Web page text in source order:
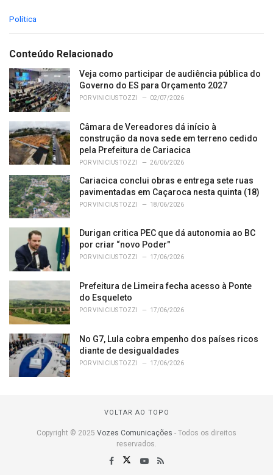
C
e
o
r
i
e
:
Política
Conteúdo Relacionado
Veja como participar de audiência pública do
Governo do ES para Orçamento 2027
PORVINICIUS TOZZI 02/07/2026
Câmara de Vereadores dá início à
construção da nova sede em terreno cedido
pela Prefeitura de Cariacica
PORVINICIUS TOZZI 26/06/2026
Cariacica conclui obras e entrega sete ruas
pavimentadas em Caçaroca nesta quinta (18)
PORVINICIUS TOZZI 18/06/2026
Durigan critica PEC que dá autonomia ao BC
por criar “novo Poder"
PORVINICIUS TOZZI 17/06/2026
Prefeitura de Limeira fecha acesso à Ponte
do Esqueleto
PORVINICIUS TOZZI 17/06/2026
No G7, Lula cobra empenho dos países ricos
diante de desigualdades
PORVINICIUS TOZZI 17/06/2026
VOLTAR AO TOPO
Copyright © 2025 Vozes Comunicações - Todos os direitos
reservados.